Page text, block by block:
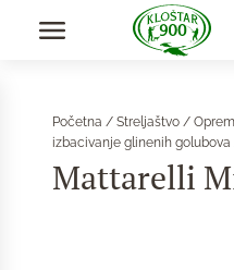
Početna / Streljaštvo /
izbacivanje glinenih golubova
Mattarelli